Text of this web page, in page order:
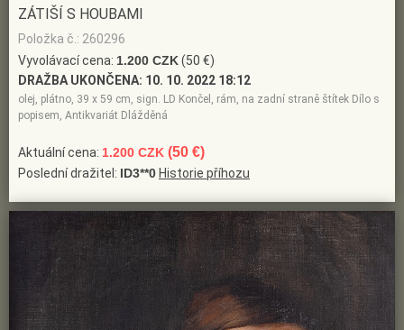
ZÁTIŠÍ S HOUBAMI
Položka č.: 260296
Vyvolávací cena: 1.200 CZK(50 €)
DRAŽBA UKONČENA: 10. 10. 2022 18:12
olej, plátno, 39 x 59 cm, sign. LD Končel, rám, na zadní straně štítek Dílo s
popisem, Antikvariát Dlážděná
Aktuální cena: 1.200 CZK (50 €)
Poslední dražitel: ID3**0 Historie příhozu